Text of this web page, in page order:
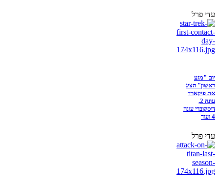
עדי פרל
יום "מגע
ראשון" הציג
את פיקארד
עונה 2,
דיסקוברי עונה
4 ועוד
עדי פרל